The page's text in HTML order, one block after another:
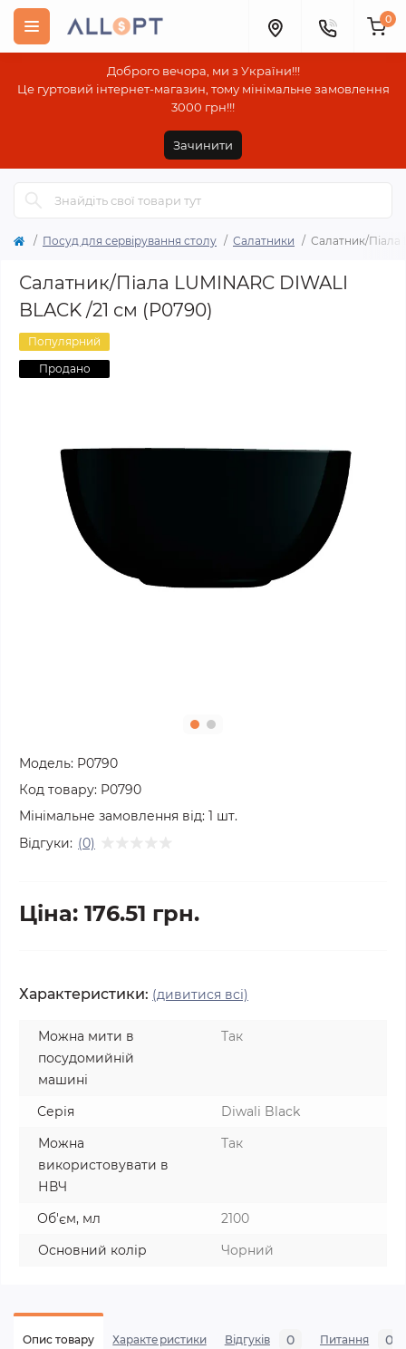
Доброго вечора, ми з України!!!
Це гуртовий інтернет-магазин, тому мінімальне замовлення
3000 грн!!!
Зачинити
0
Посуд для сервірування столу Салатники Салатник/Піала
Салатник/Піала LUMINARC DIWALI
BLACK /21 см (P0790)
Популярний
Продано
Модель: P0790
Код товару: P0790
Мінімальне замовлення від: 1 шт.
Відгуки: (0)
Ціна: 176.51 грн.
Характеристики: (дивитися всі)
Можна мити в
посудомийній
машині
Так
Серія
Diwali Black
Можна
використовувати в
НВЧ
Так
Об'єм, мл
2100
Основний колір
Чорний
Опис товару Характеристики Відгуків 0 Питання 0